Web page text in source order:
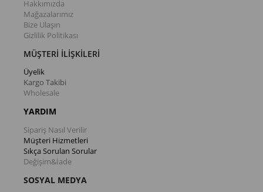
Hakkımızda
Mağazalarımız
Bize Ulaşın
Gizlilik Politikası
MÜŞTERİ İLİŞKİLERİ
Üyelik
Kargo Takibi
Wholesale
YARDIM
Sipariş Nasıl Verilir
Müşteri Hizmetleri
Sıkça Sorulan Sorular
Değişim&İade
SOSYAL MEDYA